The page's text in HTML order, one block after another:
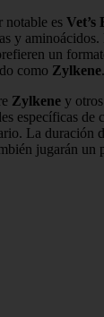
notable es Vet’s
y aminoácidos.
un
como Zylkene.
Zylkene y
específicas de
La duración
jugarán un